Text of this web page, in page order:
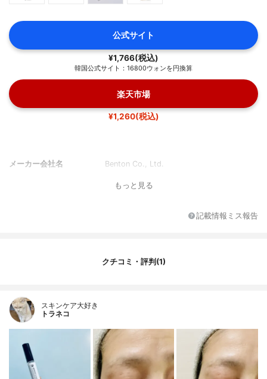
公式サイト
¥1,766(税込)
韓国公式サイト：16800ウォンを円換算
楽天市場
¥1,260(税込)
メーカー会社名 Benton Co., Ltd.
もっと見る
記載情報ミス報告
クチコミ・評判(1)
スキンケア大好き
トラネコ